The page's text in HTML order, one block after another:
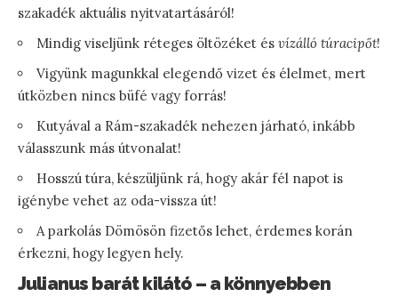
szakadék aktuális nyitvatartásáról!
Mindig viseljünk réteges öltözéket és vízálló túracipőt!
Vigyünk magunkkal elegendő vizet és élelmet, mert
útközben nincs büfé vagy forrás!
Kutyával a Rám-szakadék nehezen járható, inkább
válasszunk más útvonalat!
Hosszú túra, készüljünk rá, hogy akár fél napot is
igénybe vehet az oda-vissza út!
A parkolás Dömösön fizetős lehet, érdemes korán
érkezni, hogy legyen hely.
Julianus barát kilátó – a könnyebben